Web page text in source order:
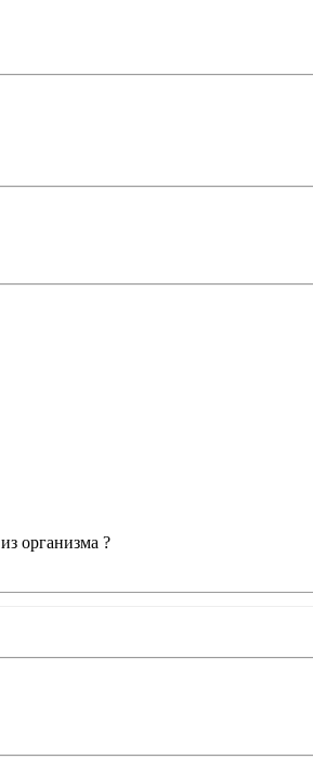
организма ?